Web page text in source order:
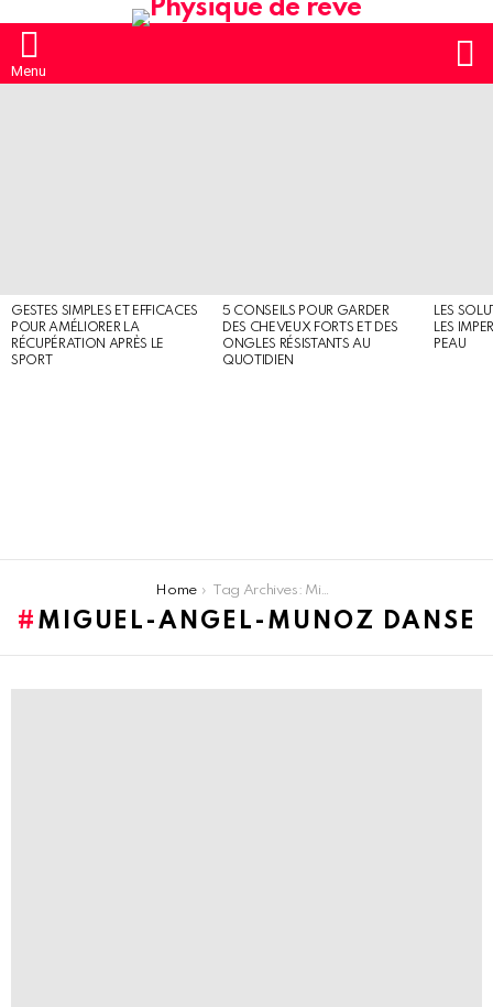
Menu
GESTES SIMPLES ET EFFICACES
POUR AMÉLIORER LA
RÉCUPÉRATION APRÈS LE
SPORT
5 CONSEILS POUR GARDER
DES CHEVEUX FORTS ET DES
ONGLES RÉSISTANTS AU
QUOTIDIEN
LES
LES
PEAU
Home Tag Archives: Miguel-Angel-Munoz danse
MIGUEL-ANGEL-MUNOZ DANSE